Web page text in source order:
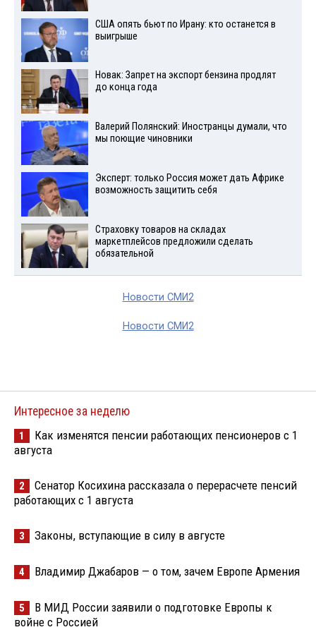
США опять бьют по Ирану: кто останется в
выигрыше
Новак: Запрет на экспорт бензина продлят
до конца года
Валерий Полянский: Иностранцы думали, что
мы поющие чиновники
Эксперт: только Россия может дать Африке
возможность защитить себя
Страховку товаров на складах
маркетплейсов предложили сделать
обязательной
Новости СМИ2
Новости СМИ2
Интересное за неделю
1
Как изменятся пенсии работающих пенсионеров с 1
августа
2
Сенатор Косихина рассказала о перерасчете пенсий
работающих с 1 августа
3 Законы, вступающие в силу в августе
4 Владимир Джабаров — о том, зачем Европе Армения
5
В МИД России заявили о подготовке Европы к
войне с Россией